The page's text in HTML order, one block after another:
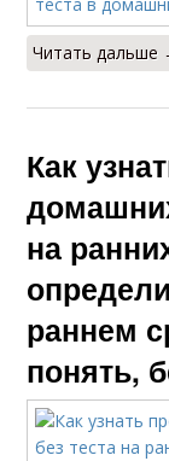
Читать дальше
Как
на
раннем
понять,